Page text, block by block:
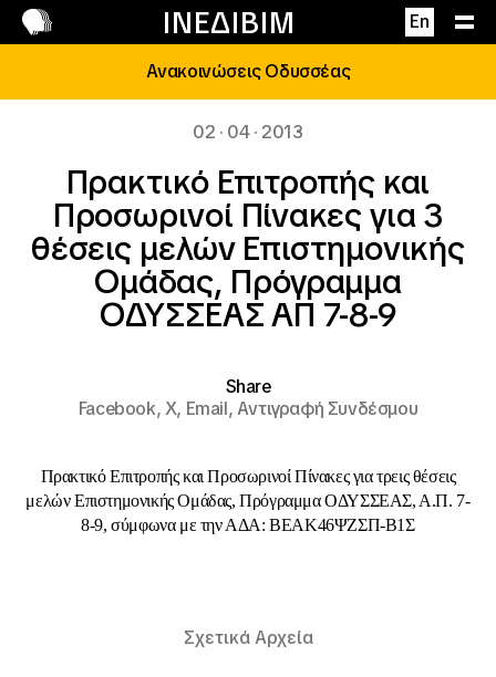
ΙΝΕΔΙΒΙΜ En
Επικοινωνία
Ανακοινώσεις Οδυσσέας
02 · 04 · 2013
Πρακτικό Επιτροπής και
Προσωρινοί Πίνακες για 3
θέσεις μελών Επιστημονικής
Ομάδας, Πρόγραμμα
ΟΔΥΣΣΕΑΣ ΑΠ 7-8-9
Share
Facebook,X, Email,Αντιγραφή Συνδέσμου
Πρακτικό Επιτροπής και Προσωρινοί Πίνακες για τρεις θέσεις
μελών Επιστημονικής Ομάδας, Πρόγραμμα ΟΔΥΣΣΕΑΣ, Α.Π. 7-
8-9, σύμφωνα με την ΑΔΑ: ΒΕΑΚ46ΨΖΣΠ-Β1Σ
Σχετικά Αρχεία